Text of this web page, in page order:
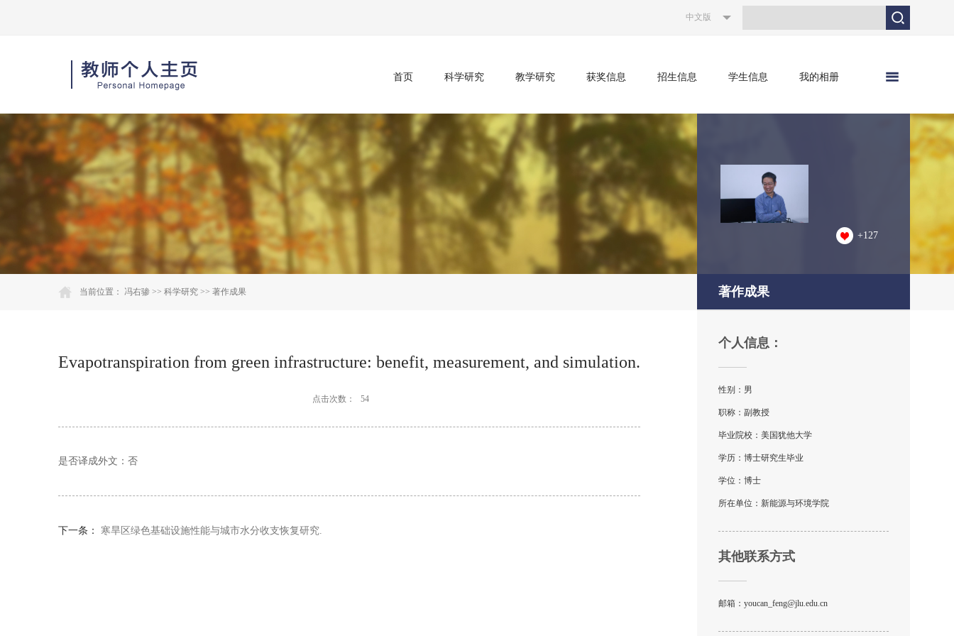
中文版
首页 科学研究 教学研究 获奖信息 招生信息 学生信息 我的相册
当前位置： 冯右骖 >> 科学研究 >> 著作成果
Evapotranspiration from green infrastructure: benefit, measurement, and simulation.
点击次数： 54
是否译成外文：否
下一条： 寒旱区绿色基础设施性能与城市水分收支恢复研究.
+127
著作成果
个人信息：
性别：男
职称：副教授
毕业院校：美国犹他大学
学历：博士研究生毕业
学位：博士
所在单位：新能源与环境学院
其他联系方式
邮箱： youcan_feng@jlu.edu.cn